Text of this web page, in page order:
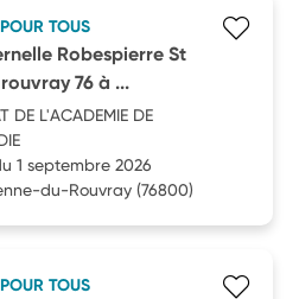
TOUS
Robespierre St
76 à ...
DE L'ACADEMIE DE
1 septembre 2026
du-Rouvray (76800)
TOUS